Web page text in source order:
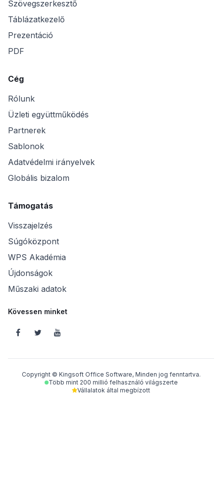
Szövegszerkesztő
Táblázatkezelő
Prezentáció
PDF
Cég
Rólunk
Üzleti együttműködés
Partnerek
Sablonok
Adatvédelmi irányelvek
Globális bizalom
Támogatás
Visszajelzés
Súgóközpont
WPS Akadémia
Újdonságok
Műszaki adatok
Kövessen minket
Copyright © Kingsoft Office Software, Minden jog fenntartva.
Több mint 200 millió felhasználó világszerte
Vállalatok által megbízott